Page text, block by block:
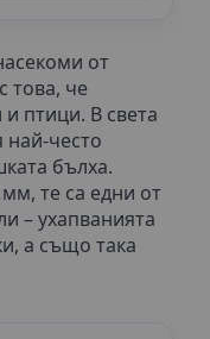
от
това, че
птици. В света
най-често
бълха.
те са едни от
– ухапванията
а също така